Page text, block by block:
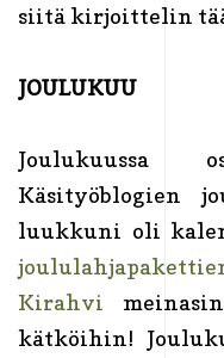
siitä kirjoittelin
JOULUKUU
Joulukuussa
Käsityöblogien
luukkuni oli
Kirahvi
kätköihin!